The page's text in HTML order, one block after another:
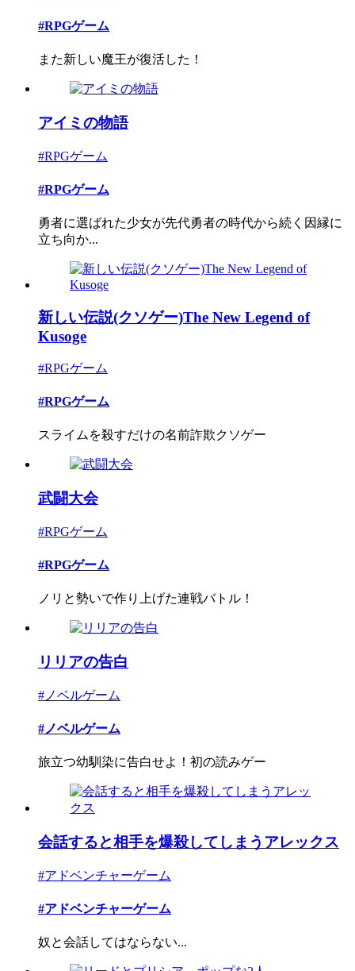
#RPGゲーム
また新しい魔王が復活した！
アイミの物語
#RPGゲーム
#RPGゲーム
勇者に選ばれた少女が先代勇者の時代から続く因縁に
立ち向か...
新しい伝説(クソゲー)The New Legend of
Kusoge
#RPGゲーム
#RPGゲーム
スライムを殺すだけの名前詐欺クソゲー
武闘大会
#RPGゲーム
#RPGゲーム
ノリと勢いで作り上げた連戦バトル！
リリアの告白
#ノベルゲーム
#ノベルゲーム
旅立つ幼馴染に告白せよ！初の読みゲー
会話すると相手を爆殺してしまうアレックス
#アドベンチャーゲーム
#アドベンチャーゲーム
奴と会話してはならない...